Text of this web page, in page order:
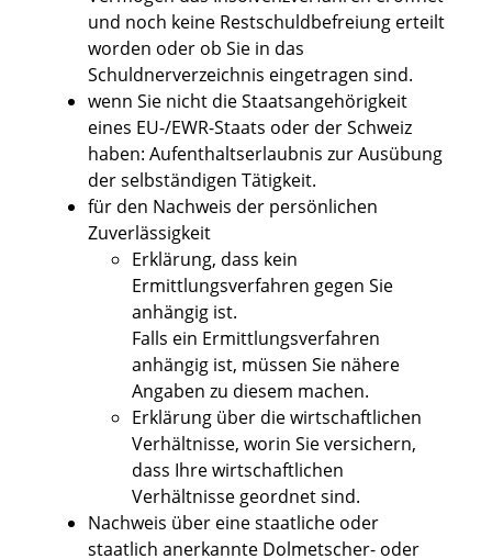
und noch keine Restschuldbefreiung erteilt
worden oder ob Sie in das
Schuldnerverzeichnis eingetragen sind.
wenn Sie nicht die Staatsangehörigkeit
eines EU-/EWR-Staats oder der Schweiz
haben: Aufenthaltserlaubnis zur Ausübung
der selbständigen Tätigkeit.
für den Nachweis der persönlichen
Zuverlässigkeit
Erklärung, dass kein
Ermittlungsverfahren gegen Sie
anhängig ist.
Falls ein Ermittlungsverfahren
anhängig ist, müssen Sie nähere
Angaben zu diesem machen.
Erklärung über die wirtschaftlichen
Verhältnisse, worin Sie versichern,
dass Ihre wirtschaftlichen
Verhältnisse geordnet sind.
Nachweis über eine staatliche oder
staatlich anerkannte Dolmetscher- oder